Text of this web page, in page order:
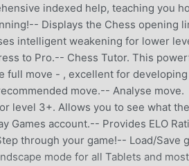
indexed help, teaching you
Displays the Chess opening
intelligent weakening for lower
to Pro.-- Chess Tutor. This
full move - , excellent for developing
move.-- Analyse move.
level 3+. Allows you to see what
Games account.-- Provides ELO
through your game!-- Load/Save
mode for all Tablets and most